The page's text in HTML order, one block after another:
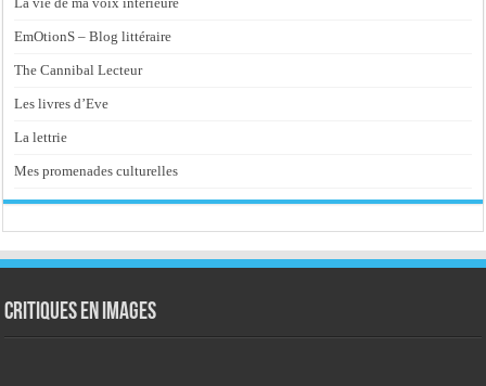
EmOtionS – Blog littéraire
The Cannibal Lecteur
Les livres d’Eve
La lettrie
Mes promenades culturelles
Critiques en images